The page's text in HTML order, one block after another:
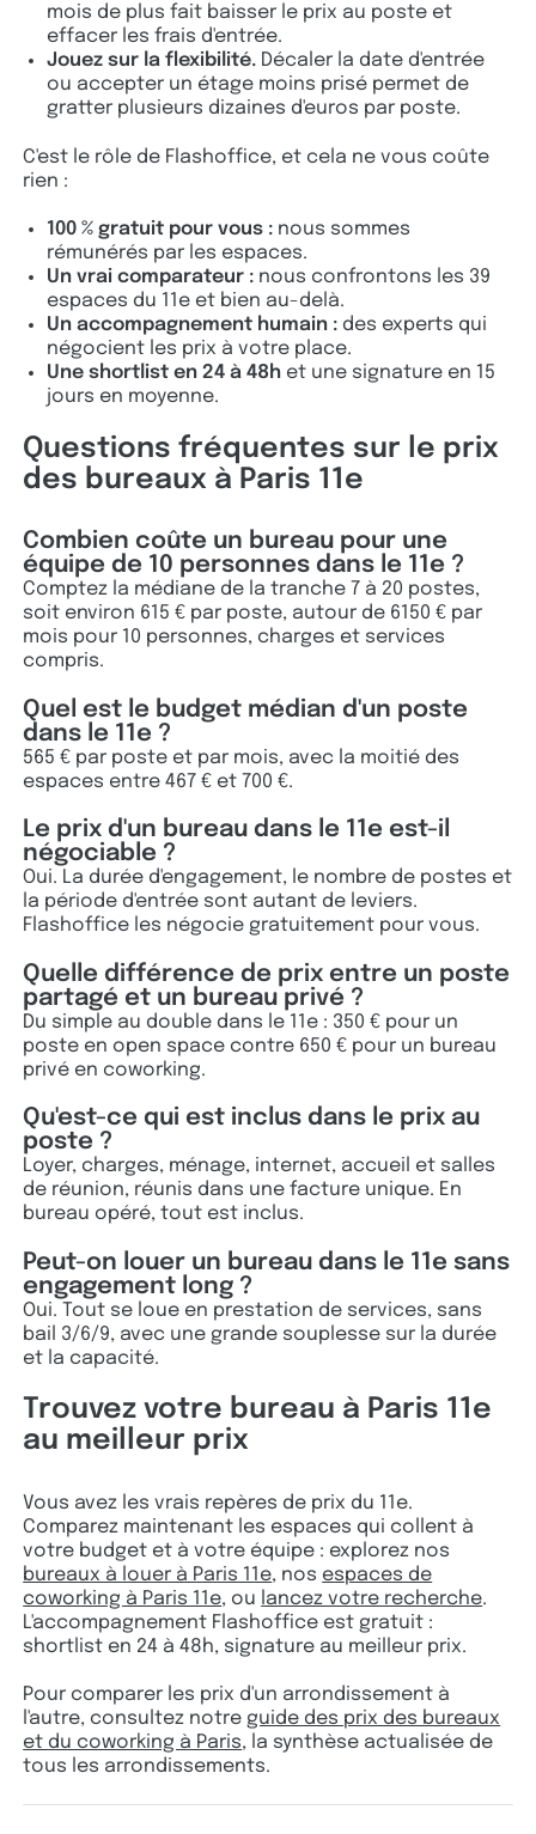
mois de plus fait baisser le prix au poste et
effacer les frais d'entrée.
Jouez sur la flexibilité. Décaler la date d'entrée
ou accepter un étage moins prisé permet de
gratter plusieurs dizaines d'euros par poste.
C'est le rôle de Flashoffice, et cela ne vous coûte
rien :
100 % gratuit pour vous : nous sommes
rémunérés par les espaces.
Un vrai comparateur : nous confrontons les 39
espaces du 11e et bien au-delà.
Un accompagnement humain : des experts qui
négocient les prix à votre place.
Une shortlist en 24 à 48h et une signature en 15
jours en moyenne.
Questions fréquentes sur le prix
des bureaux à Paris 11e
Combien coûte un bureau pour une
équipe de 10 personnes dans le 11e ?
Comptez la médiane de la tranche 7 à 20 postes,
soit environ 615 € par poste, autour de 6150 € par
mois pour 10 personnes, charges et services
compris.
Quel est le budget médian d'un poste
dans le 11e ?
565 € par poste et par mois, avec la moitié des
espaces entre 467 € et 700 €.
Le prix d'un bureau dans le 11e est-il
négociable ?
Oui. La durée d'engagement, le nombre de postes et
la période d'entrée sont autant de leviers.
Flashoffice les négocie gratuitement pour vous.
Quelle différence de prix entre un poste
partagé et un bureau privé ?
Du simple au double dans le 11e : 350 € pour un
poste en open space contre 650 € pour un bureau
privé en coworking.
Qu'est-ce qui est inclus dans le prix au
poste ?
Loyer, charges, ménage, internet, accueil et salles
de réunion, réunis dans une facture unique. En
bureau opéré, tout est inclus.
Peut-on louer un bureau dans le 11e sans
engagement long ?
Oui. Tout se loue en prestation de services, sans
bail 3/6/9, avec une grande souplesse sur la durée
et la capacité.
Trouvez votre bureau à Paris 11e
au meilleur prix
Vous avez les vrais repères de prix du 11e.
Comparez maintenant les espaces qui collent à
votre budget et à votre équipe : explorez nos
bureaux à louer à Paris 11e, nos espaces de
coworking à Paris 11e, ou lancez votre recherche.
L'accompagnement Flashoffice est gratuit :
shortlist en 24 à 48h, signature au meilleur prix.
Pour comparer les prix d'un arrondissement à
l'autre, consultez notre guide des prix des bureaux
et du coworking à Paris, la synthèse actualisée de
tous les arrondissements.